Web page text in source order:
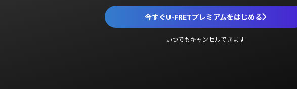
今すぐU-FRETプレミアムをはじめる
いつでもキャンセルできます